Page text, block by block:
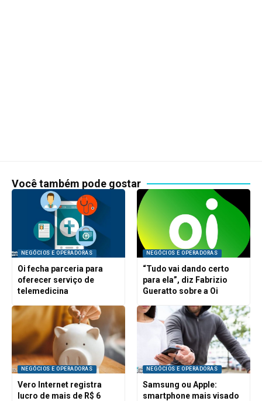
Você também pode gostar
NEGÓCIOS E OPERADORAS
Oi fecha parceria para
oferecer serviço de
telemedicina
NEGÓCIOS E OPERADORAS
“Tudo vai dando certo
para ela”, diz Fabrizio
Gueratto sobre a Oi
NEGÓCIOS E OPERADORAS
Vero Internet registra
lucro de mais de R$ 6
NEGÓCIOS E OPERADORAS
Samsung ou Apple:
smartphone mais visado